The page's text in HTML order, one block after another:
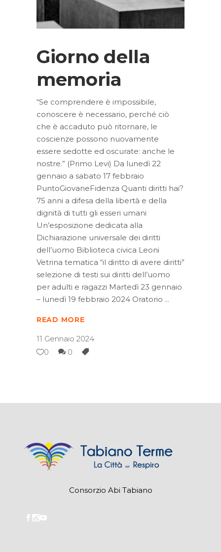
Giorno della
memoria
“Se comprendere è impossibile,
conoscere è necessario, perché ciò
che è accaduto può ritornare, le
coscienze possono nuovamente
essere sedotte ed oscurate: anche le
nostre.” (Primo Levi) Da lunedì 22
gennaio a sabato 17 febbraio
PuntoGiovaneFidenza Quanti diritti hai?
75 anni a difesa della libertà e della
dignità di tutti gli esseri umani
Un’esposizione dedicata alla
Dichiarazione universale dei diritti
dell’uomo Biblioteca civica Leoni
Vetrina tematica “il diritto di avere diritti”
selezione di testi sui diritti dell’uomo
per adulti e ragazzi Martedì 23 gennaio
– lunedì 19 febbraio 2024 Oratorio
READ MORE
11 Gennaio 2024
0
0
Consorzio Abi Tabiano